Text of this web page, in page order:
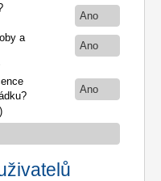
Ano
a
Ano
Ano